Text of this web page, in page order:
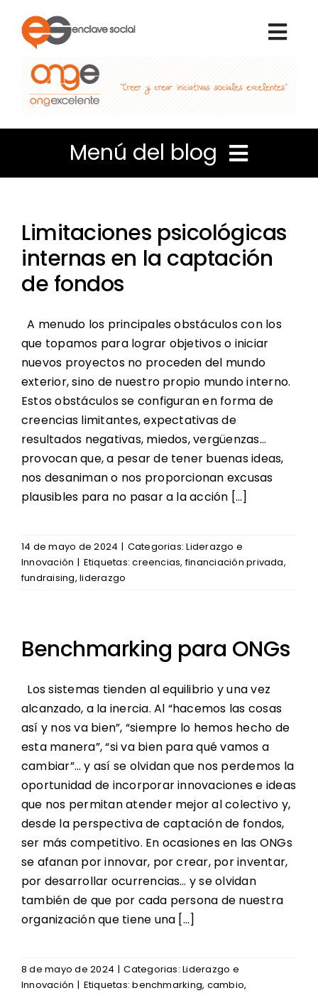
content
Inicio
Portal de transparencia
Contacto
Menú del blog
Coordinación de personas
Apuntes de Gestión
Oferta Formativa
Noticias Enclave
Redes de Participación
Limitaciones psicológicas
internas en la captación
de fondos
A menudo los principales obstáculos con los
que topamos para lograr objetivos o iniciar
nuevos proyectos no proceden del mundo
exterior, sino de nuestro propio mundo interno.
Estos obstáculos se configuran en forma de
creencias limitantes, expectativas de
resultados negativas, miedos, vergüenzas…
provocan que, a pesar de tener buenas ideas,
nos desaniman o nos proporcionan excusas
plausibles para no pasar a la acción […]
14 de mayo de 2024 | Categorias:Liderazgo e
Innovación | Etiquetas:creencias,financiación privada,
fundraising,liderazgo
Benchmarking para ONGs
Los sistemas tienden al equilibrio y una vez
alcanzado, a la inercia. Al “hacemos las cosas
así y nos va bien”, “siempre lo hemos hecho de
esta manera”, “si va bien para qué vamos a
cambiar”… y así se olvidan que nos perdemos la
oportunidad de incorporar innovaciones e ideas
que nos permitan atender mejor al colectivo y,
desde la perspectiva de captación de fondos,
ser más competitivo. En ocasiones en las ONGs
se afanan por innovar, por crear, por inventar,
por desarrollar ocurrencias… y se olvidan
también de que por cada persona de nuestra
organización que tiene una [...]
8 de mayo de 2024 | Categorias:Liderazgo e
Innovación | Etiquetas:benchmarking, cambio,